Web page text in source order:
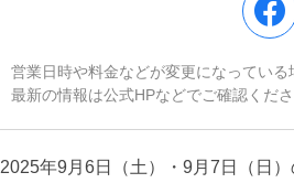
営業日時や料金などが変更になっている
最新の情報は公式HPなどでご確認くださ
2025年9月6日（土）・9月7日（日